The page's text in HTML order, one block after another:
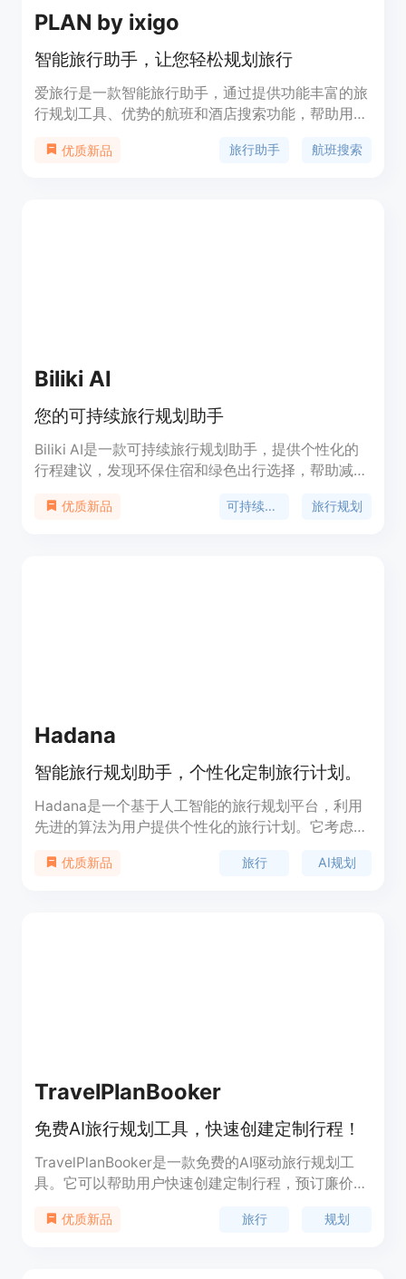
PLAN by ixigo
智能旅行助手，让您轻松规划旅行
爱旅行是一款智能旅行助手，通过提供功能丰富的旅
行规划工具、优势的航班和酒店搜索功能，帮助用户
餐，满足不同用户需求。定位于个人旅行者和旅行爱
优质新品 旅行助手 航班搜索
Biliki AI
您的可持续旅行规划助手
Biliki AI是一款可持续旅行规划助手，提供个性化的
行程建议，发现环保住宿和绿色出行选择，帮助减少
行，体验更环保、更绿色的旅程。
优质新品 可持续旅行 旅行规划
Hadana
智能旅行规划助手，个性化定制旅行计划。
Hadana是一个基于人工智能的旅行规划平台，利用
先进的算法为用户提供个性化的旅行计划。它考虑用
行体验。Hadana的AI技术简化了旅行规划过程，让
优质新品 旅行 AI规划
TravelPlanBooker
免费AI旅行规划工具，快速创建定制行程！
TravelPlanBooker是一款免费的AI驱动旅行规划工
具。它可以帮助用户快速创建定制行程，预订廉价机
旅。使用TravelPlanBooker，您可以节省金钱和时
优质新品 旅行 规划